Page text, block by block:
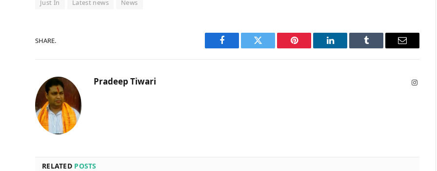
Just In Latest news News
SHARE.
Facebook Twitter Pinterest LinkedIn Tumblr Email
Pradeep Tiwari
RELATED POSTS